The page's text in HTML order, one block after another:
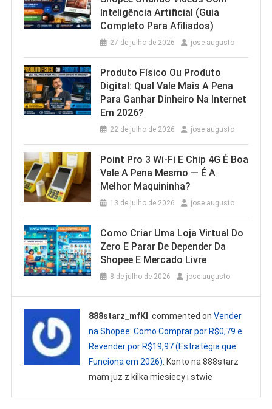
Inteligência Artificial (Guia
Completo Para Afiliados)
27 de julho de 2026 jose augusto
Produto Físico Ou Produto
Digital: Qual Vale Mais A Pena
Para Ganhar Dinheiro Na Internet
Em 2026?
22 de julho de 2026 jose augusto
Point Pro 3 Wi‑Fi E Chip 4G É Boa
Vale A Pena Mesmo — É A
Melhor Maquininha?
13 de julho de 2026 jose augusto
Como Criar Uma Loja Virtual Do
Zero E Parar De Depender Da
Shopee E Mercado Livre
8 de julho de 2026 jose augusto
888starz_mfKl commented onVender
na Shopee: Como Comprar por R$0,79 e
Revender por R$19,97 (Estratégia que
Funciona em 2026): Konto na 888starz
mam juz z kilka miesiecy i stwie